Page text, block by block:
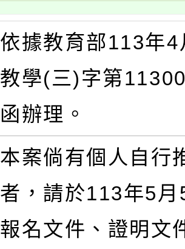
依據教育部113年
教學(三)字第
函辦理。
本案倘有個人自行
者，請於113年5
報名文件、證明文